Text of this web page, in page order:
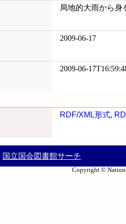
局地的大雨から身
2009-06-17
2009-06-
RDF/XML形式,
国立国会図書館サーチ
Copyright ©